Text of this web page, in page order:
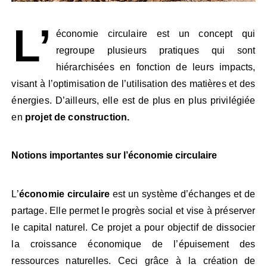
L’
économie circulaire est un concept qui
regroupe plusieurs pratiques qui sont
hiérarchisées en fonction de leurs impacts,
visant à l’optimisation de l’utilisation des matières et des
énergies. D’ailleurs, elle est de plus en plus privilégiée
en projet de construction.
Notions importantes sur l’économie circulaire
L’économie circulaire est un système d’échanges et de
partage. Elle permet le progrès social et vise à préserver
le capital naturel. Ce projet a pour objectif de dissocier
la croissance économique de l’épuisement des
ressources naturelles. Ceci grâce à la création de